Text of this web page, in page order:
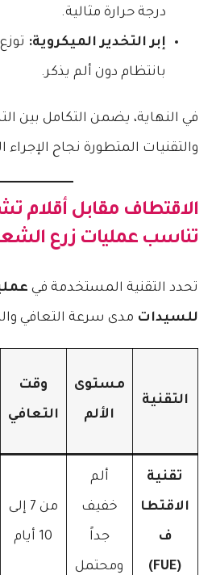
درجة حرارة مثالية.
إبر التخدير الميكروية:
بانتظام دون ألم يذكر.
في النهاية، يضمن التكامل بين
والتقنيات المتطورة نجاح الإجراء
الاقتطاف مقابل أقلام
تناسبعمليات زرع
تحدد التقنية المستخدمة في
للسيدات مدى سرعة التعافي
التقنية
مستوى
الألم
وقت
التعافي
تقنية
الاقتطا
ف
(FUE)
ألم
خفيف
جداً
ومحتمل
من 7 إلى
10 أيام